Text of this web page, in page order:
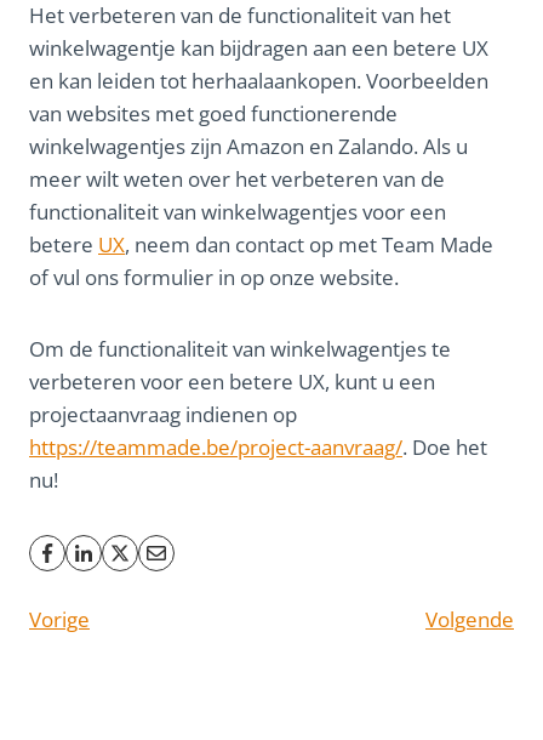
Het verbeteren van de functionaliteit van het
winkelwagentje kan bijdragen aan een betere UX
en kan leiden tot herhaalaankopen. Voorbeelden
van websites met goed functionerende
winkelwagentjes zijn Amazon en Zalando. Als u
meer wilt weten over het verbeteren van de
functionaliteit van winkelwagentjes voor een
betere UX, neem dan contact op met Team Made
of vul ons formulier in op onze website.
Om de functionaliteit van winkelwagentjes te
verbeteren voor een betere UX, kunt u een
projectaanvraag indienen op
https://teammade.be/project-aanvraag/. Doe het
nu!
Vorige Volgende